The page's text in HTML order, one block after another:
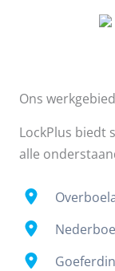
Ons
LockPlus biedt
alle